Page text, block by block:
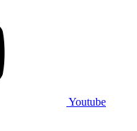
Youtube